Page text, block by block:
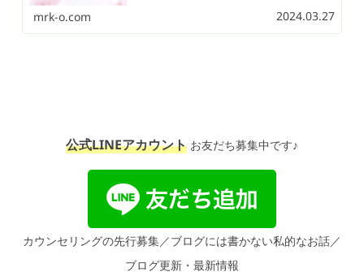
さま」の募集をいたします。＊ 募集内容は、無料・女
性限定・オンラインカウンセリング（60分）です。
mrk-o.com 2024.03.27
公式LINEアカウント お友だち募集中です♪
カウンセリングの先行募集／ブログには書かない私的なお話／
ブログ更新・最新情報